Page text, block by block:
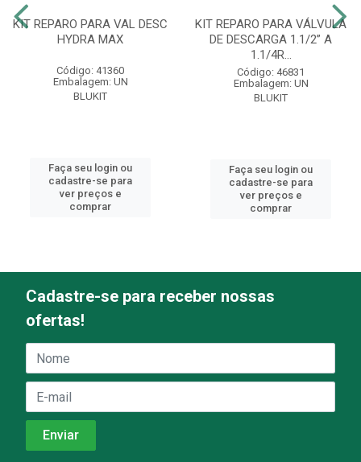
KIT REPARO PARA VAL DESC
HYDRA MAX
Código: 41360
Embalagem: UN
BLUKIT
Faça seu login ou
cadastre-se para
ver preços e
comprar
KIT REPARO PARA VÁLVULA
DE DESCARGA 1.1/2” A
1.1/4R...
Código: 46831
Embalagem: UN
BLUKIT
Faça seu login ou
cadastre-se para
ver preços e
comprar
Cadastre-se para receber nossas
ofertas!